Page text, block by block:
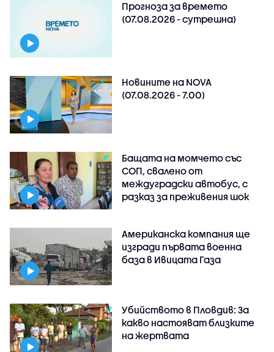
Прогноза за времето
(07.08.2026 - сутрешна)
Новините на NOVA
(07.08.2026 - 7.00)
Бащата на момчето със
СОП, свалено от
междуградски автобус, с
разказ за преживения шок
Американска компания ще
изгради първата военна
база в Ивицата Газа
Убийството в Пловдив: За
какво настояват близките
на жертвата